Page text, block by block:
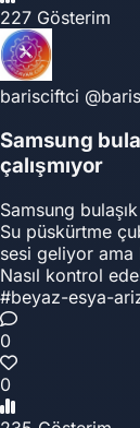
227 Gösterim
barisciftci
Samsung
çalışmıyor
Samsung
Su püskürtme
sesi geliyor ama
Nasıl kontrol
#beyaz-esya-
0
0